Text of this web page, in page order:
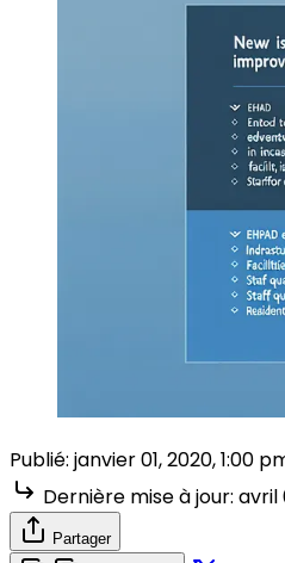
Publié: janvier 01, 2020, 1:00
Dernière mise à jour: avril
Partager